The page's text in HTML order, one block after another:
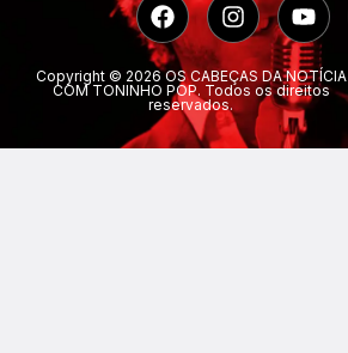
Copyright © 2026 OS CABEÇAS DA NOTÍCIA
COM TONINHO POP. Todos os direitos
reservados.